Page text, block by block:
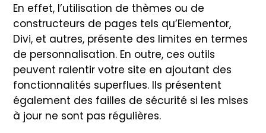
En effet, l’utilisation de thèmes ou de
constructeurs de pages tels qu’Elementor,
Divi, et autres, présente des limites en termes
de personnalisation. En outre, ces outils
peuvent ralentir votre site en ajoutant des
fonctionnalités superflues. Ils présentent
également des failles de sécurité si les mises
à jour ne sont pas régulières.